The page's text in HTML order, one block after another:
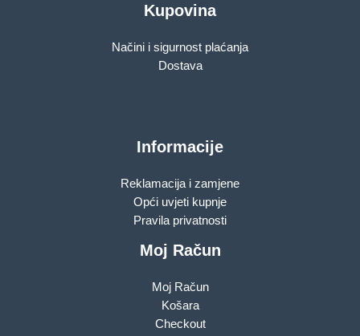
Kupovina
Načini i sigurnost plaćanja
Dostava
Informacije
Reklamacija i zamjene
Opći uvjeti kupnje
Pravila privatnosti
Moj Račun
Moj Račun
Košara
Checkout